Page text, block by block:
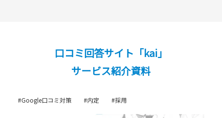
口コミ回答サイト「kai」
サービス紹介資料
#Google口コミ対策 #内定 #採用